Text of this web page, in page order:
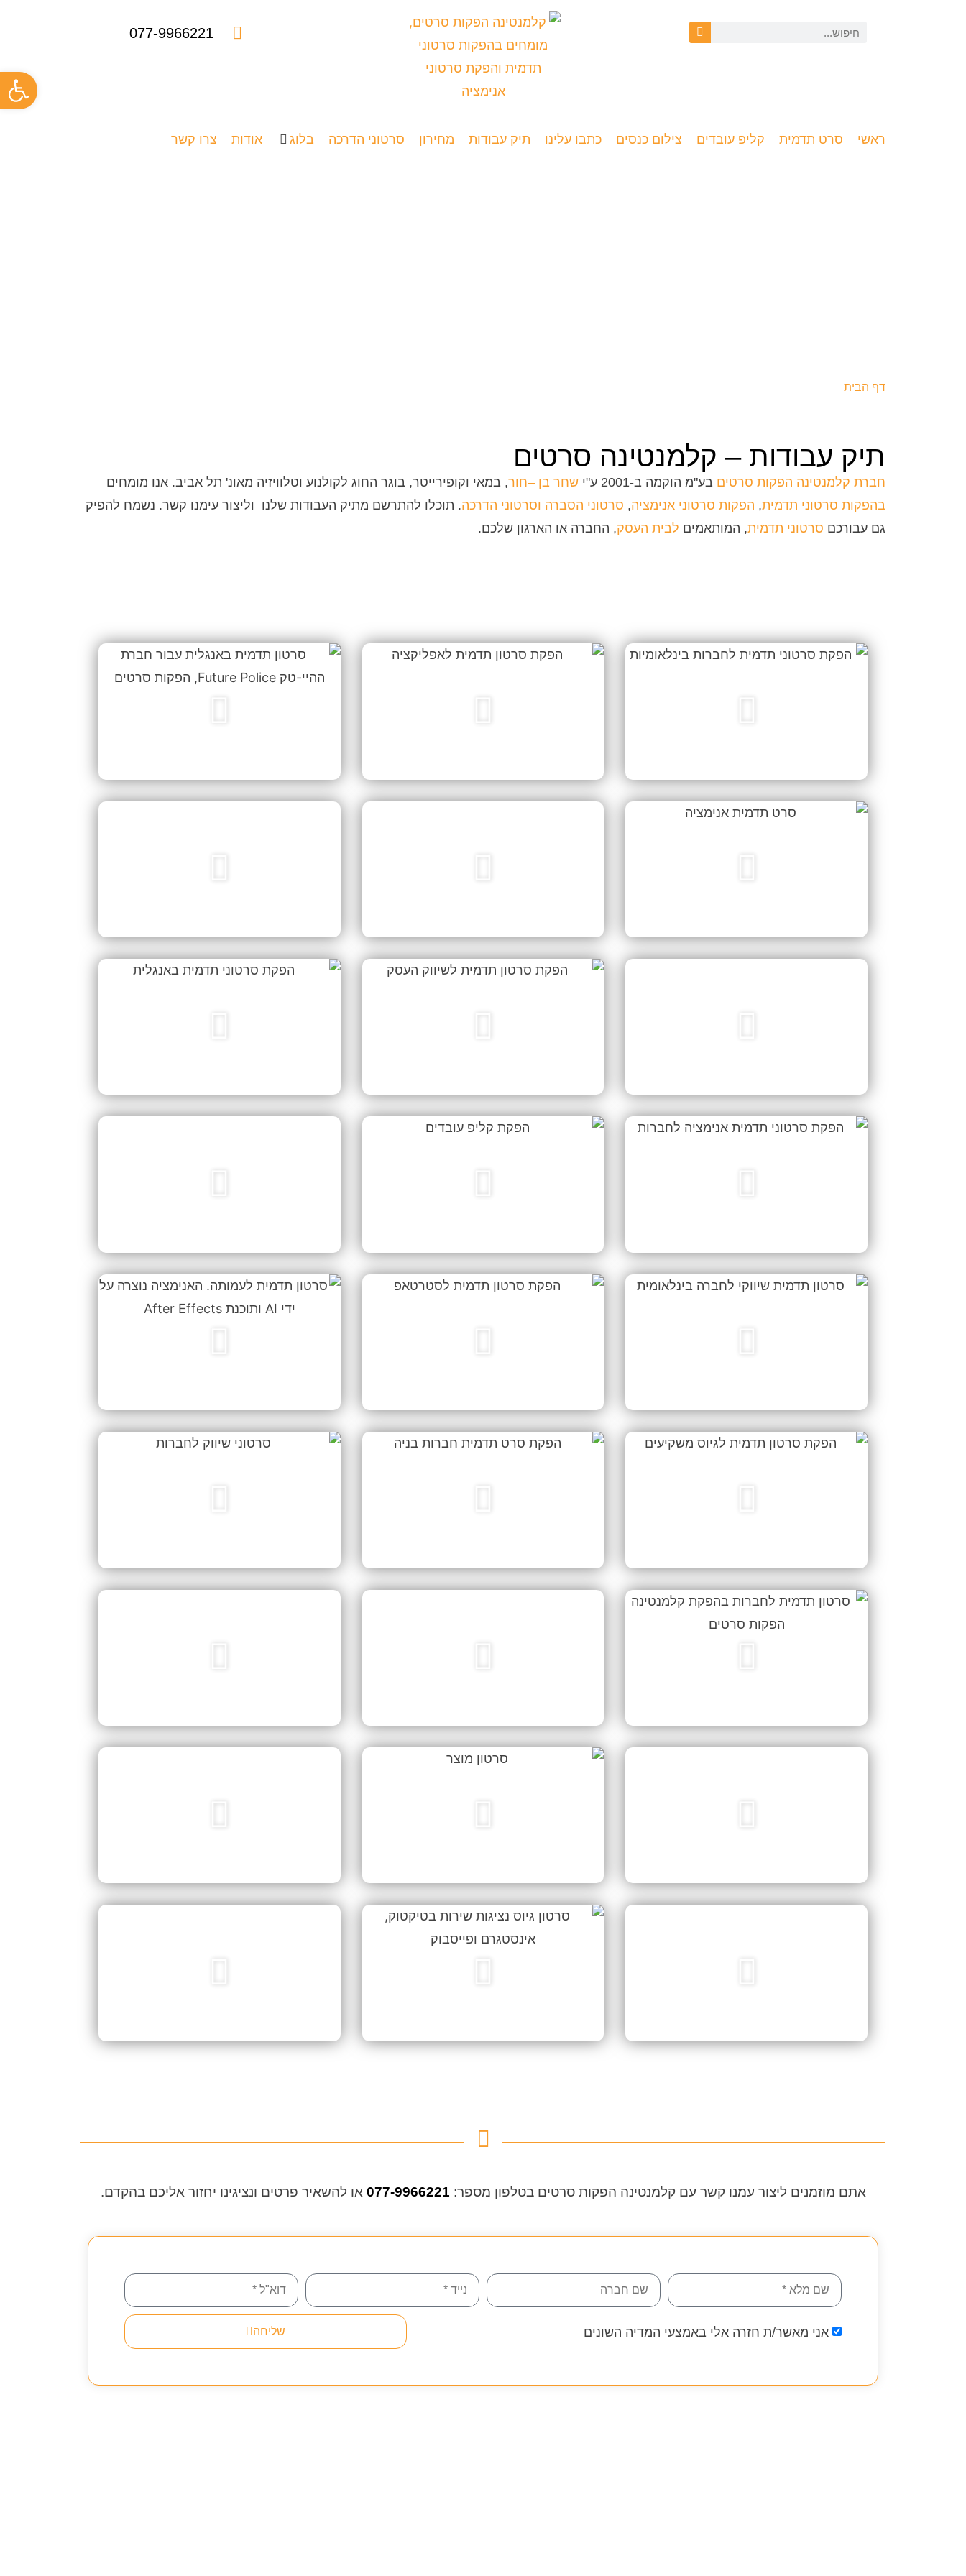
077-9966221
ראשי סרט תדמית קליפ עובדים צילום כנסים כתבו עלינו תיק עבודות מחירון סרטוני הדרכה בלוג אודות צרו קשר
דף הבית
תיק עבודות – קלמנטינה סרטים
חברת קלמנטינה הפקות סרטים בע"מ הוקמה ב-2001 ע"י שחר בן –חור, במאי וקופירייטר, בוגר החוג לקולנוע וטלוויזיה מאונ' תל אביב. אנו מומחים
בהפקות סרטוני תדמית, הפקות סרטוני אנימציה, סרטוני הסברה וסרטוני הדרכה. תוכלו להתרשם מתיק העבודות שלנו וליצור עימנו קשר. נשמח להפיק
גם עבורכם סרטוני תדמית, המותאמים לבית העסק, החברה או הארגון שלכם.
אתם מוזמנים ליצור עמנו קשר עם קלמנטינה הפקות סרטים בטלפון מספר: 077-9966221 או להשאיר פרטים ונציגינו יחזור אליכם בהקדם.
אני מאשר/ת חזרה אלי באמצעי המדיה השונים שליחה